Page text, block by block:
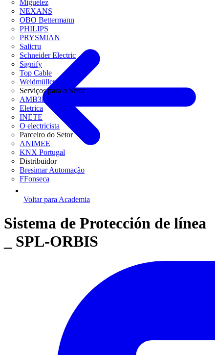
Miguélez
NEXANS
OBO Bettermann
PHILIPS
PRYSMIAN
Salicru
Schneider Electric
Signify
Top Cable
Weidmüller
Serviços para o Setor
AMB3E
Eletrica
INETE
O electricista
Parceiro do Setor
ANIMEE
KNX Portugal
Distribuidor
Bresimar Automação
FFonseca
Voltar para Academia
Sistema de Protección de línea
_ SPL-ORBIS